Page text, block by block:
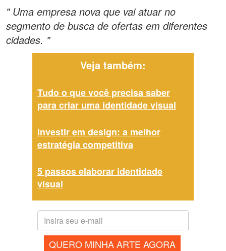
" Uma empresa nova que vai atuar no
segmento de busca de ofertas em diferentes
cidades. "
Veja também:
Tudo o que você precisa saber
para criar uma identidade visual
Investir em design: a melhor
estratégia competitiva
5 passos elaborar identidade
visual
QUERO MINHA ARTE AGORA